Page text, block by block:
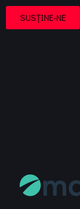
SUSȚINE-NE